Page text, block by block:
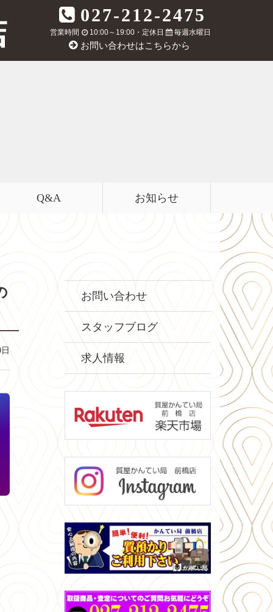
027-212-2475
営業時間 10:00～19:00・定休日 毎週水曜日
お問い合わせはこちらから
Q&A お知らせ
お問い合わせ
スタッフブログ
求人情報